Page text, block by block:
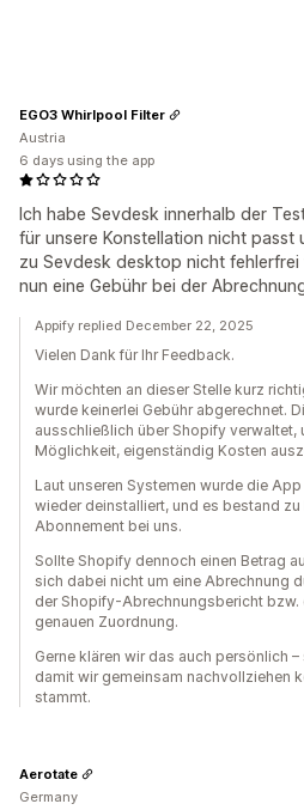
Ich habe Sevdesk innerhalb der
für unsere Konstellation nicht passt
zu Sevdesk desktop nicht
nun eine Gebühr bei der
EGO3 Whirlpool Filter
Austria
6 days using the app
Appify replied December 22, 2025
Vielen Dank für Ihr Feedback.
Wir möchten an dieser Stelle kurz
wurde keinerlei Gebühr abgerechnet.
ausschließlich über Shopify verwaltet,
Möglichkeit, eigenständig Kosten
Laut unseren Systemen wurde die
wieder deinstalliert, und es bestand
Abonnement bei uns.
Sollte Shopify dennoch einen Betrag
sich dabei nicht um eine Abrechnung
der Shopify-Abrechnungsbericht
genauen Zuordnung.
Gerne klären wir das auch persönlich
damit wir gemeinsam nachvollziehen
stammt.
Aerotate
Germany